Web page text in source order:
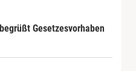
Gesetzesvorhaben